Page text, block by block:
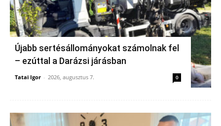
Újabb sertésállományokat számolnak fel
– ezúttal a Darázsi járásban
Tatai Igor - 2026, augusztus 7. 0